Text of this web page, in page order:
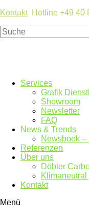
KontaktHotline +49 40
Services
Grafik
Showroom
Newsletter
FAQ
News & Trends
Newsbook
Referenzen
Über uns
Döbler
Klimaneutral
Kontakt
Menü